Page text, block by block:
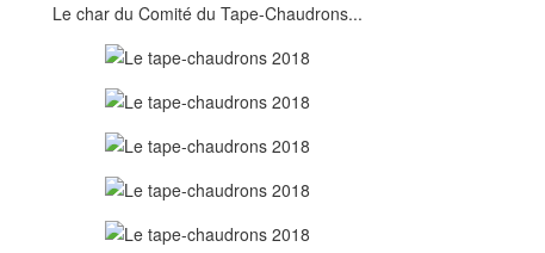
Le char du Comité du Tape-Chaudrons...